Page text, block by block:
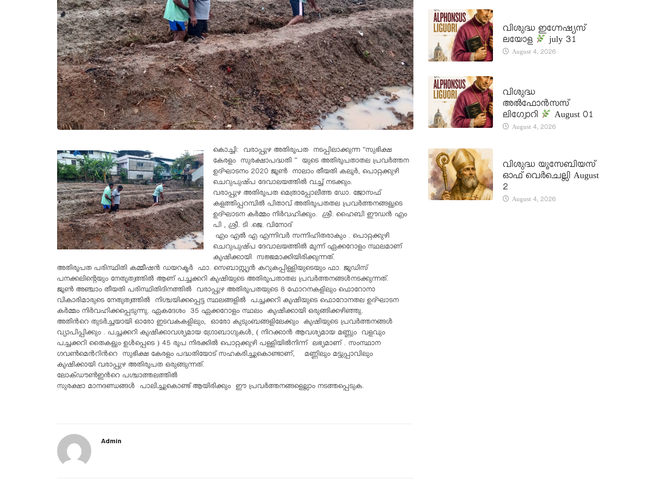
കൊച്ചി: വരാപ്പുഴ അതിരൂപത നടപ്പിലാക്കുന്ന “സുഭിക്ഷ
കേരളം സുരക്ഷാപദ്ധതി ” യുടെ അതിരൂപതാതല പ്രവർത്തന
ഉദ്ഘാടനം 2020 ജൂൺ നാലാം തീയതി കലൂർ, പൊറ്റക്കുഴി
ചെറുപുഷ്പ ദേവാലയത്തിൽ വച്ച് നടക്കും.
വരാപ്പുഴ അതിരൂപത മെത്രാപ്പോലീത്ത ഡോ. ജോസഫ്
കളത്തിപ്പറമ്പിൽ പിതാവ് അതിരൂപതതല പ്രവർത്തനങ്ങളുടെ
ഉദ്ഘാടന കർമ്മം നിർവഹിക്കും. ശ്രീ. ഹൈബി ഈഡൻ എം
പി , ശ്രീ. ടി .ജെ. വിനോദ്
എം എൽ എ എന്നിവർ സന്നിഹിതരാകും . പൊറ്റക്കുഴി
ചെറുപുഷ്പ ദേവാലയത്തിൽ മൂന്ന് ഏക്കറോളം സ്ഥലമാണ്
കൃഷിക്കായി സജ്ജമാക്കിയിരിക്കുന്നത്.
അതിരൂപത പരിസ്ഥിതി കമ്മീഷൻ ഡയറക്ടർ ഫാ. സെബാസ്റ്റ്യൻ കറുകപ്പിള്ളിയുടെയും ഫാ. ജൂഡിസ്
പനക്കലിന്റെയും നേതൃത്വത്തിൽ ആണ് പച്ചക്കറി കൃഷിയുടെ അതിരൂപതാതല പ്രവർത്തനങ്ങൾനടക്കുന്നത്.
ജൂൺ അഞ്ചാം തീയതി പരിസ്ഥിതിദിനത്തിൽ വരാപ്പുഴ അതിരൂപതയുടെ 8 ഫോറനകളിലും ഫൊറോനാ
വികാരിമാരുടെ നേതൃത്വത്തിൽ നിശ്ചയിക്കപ്പെട്ട സ്ഥലങ്ങളിൽ പച്ചക്കറി കൃഷിയുടെ ഫൊറോനതല ഉദ്ഘാടന
കർമ്മം നിർവഹിക്കപ്പെടുന്നു. ഏകദേശം 35 ഏക്കറോളം സ്ഥലം കൃഷിക്കായി ഒരുങ്ങിക്കഴിഞ്ഞു.
അതിൻറെ തുടർച്ചയായി ഓരോ ഇടവകകളിലും, ഓരോ കുടുംബങ്ങളിലേക്കും കൃഷിയുടെ പ്രവർത്തനങ്ങൾ
വ്യാപിപ്പിക്കും . പച്ചക്കറി കൃഷിക്കാവശ്യമായ ഗ്രോബാഗുകൾ, ( നിറക്കാൻ ആവശ്യമായ മണ്ണും വളവും
പച്ചക്കറി തൈകളും ഉൾപ്പെടെ ) 45 രൂപ നിരക്കിൽ പൊറ്റക്കുഴി പള്ളിയിൽനിന്ന് ലഭ്യമാണ് . സംസ്ഥാന
ഗവൺമെൻറിൻറെ സുഭിക്ഷ കേരളം പദ്ധതിയോട് സഹകരിച്ചുകൊണ്ടാണ്, മണ്ണിലും മട്ടുപ്പാവിലും
കൃഷിക്കായി വരാപ്പുഴ അതിരൂപത ഒരുങ്ങുന്നത്.
ലോക്ഡൗൺഇൻറെ പശ്ചാത്തലത്തിൽ
സുരക്ഷാ മാനദണ്ഡങ്ങൾ പാലിച്ചുകൊണ്ട് ആയിരിക്കും ഈ പ്രവർത്തനങ്ങളെല്ലാം നടത്തപ്പെടുക.
Admin
വിശുദ്ധ ഇഗ്നേഷ്യസ്
ലയോള
july 31
August 4, 2026
വിശുദ്ധ
അൽഫോൻസസ്
ലിഗ്വോറി
August 01
August 4, 2026
വിശുദ്ധ യൂസേബിയസ്
ഓഫ് വെർചെല്ലി August
2
August 4, 2026